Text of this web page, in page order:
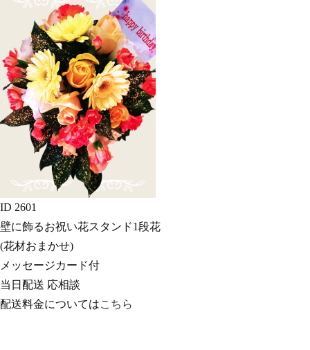
ID 2601
壁に飾るお祝い花スタンド1段花
(花材おまかせ)
メッセージカード付
当日配送 応相談
配送料金についてはこちら